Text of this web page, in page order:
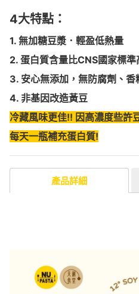
4大特點：
1. 無加糖豆漿．輕盈低熱量
2. 蛋白質含量比CNS國家標
3. 安心無添加，無防腐劑、香
4. 非基因改造黃豆
冷藏風味更佳!! 因高濃度些許
每天一瓶補充蛋白質!
產品詳細